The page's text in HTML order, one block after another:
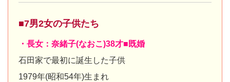
■7男2女の子供たち
・長女：奈緒子(なおこ)38才■既婚
石田家で最初に誕生した子供
1979年(昭和54年)生まれ